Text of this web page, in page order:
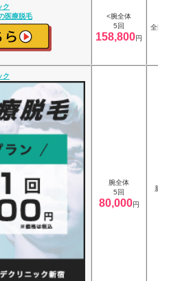
ク
<腕全体
5回
158,800円
全国
ク
腕全体
5回
80,000円
新